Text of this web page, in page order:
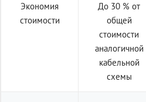
Экономия
стоимости
До 30 % от
общей
стоимости
аналогичной
кабельной
схемы